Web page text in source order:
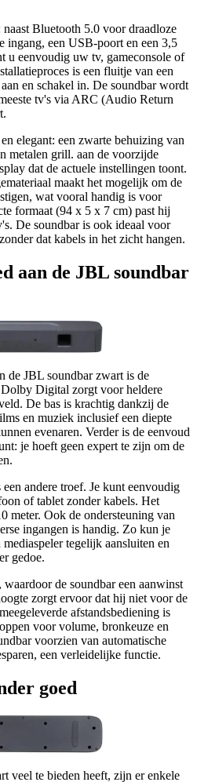
Bluetooth 5.0 voor draadloze
ingang, een USB-poort en een 3,5
u eenvoudig uw tv, gameconsole of
is een fluitje van een
en schakel in. De soundbar wordt
tv's via ARC (Audio Return
elegant: een zwarte behuizing van
metalen grill. aan de voorzijde
dat de actuele instellingen toont.
maakt het mogelijk om de
wat vooral handig is voor
formaat (94 x 5 x 7 cm) past hij
De soundbar is ook ideaal voor
dat kabels in het zicht hangen.
aan de JBL soundbar
de JBL soundbar zwart is de
Digital zorgt voor heldere
De bas is krachtig dankzij de
en muziek inclusief een diepte
evenaren. Verder is de eenvoud
je hoeft geen expert te zijn om de
andere troef. Je kunt eenvoudig
of tablet zonder kabels. Het
meter. Ook de ondersteuning van
ingangen is handig. Zo kun je
tegelijk aansluiten en
gedoe.
de soundbar een aanwinst
zorgt ervoor dat hij niet voor de
afstandsbediening is
voor volume, bronkeuze en
voorzien van automatische
een verleidelijke functie.
goed
veel te bieden heeft, zijn er enkele